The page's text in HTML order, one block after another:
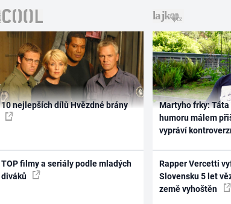
10 nejlepších dílů Hvězdné brány
TOP filmy a seriály podle mladých
diváků
Martyho frky:
humoru málem
vypráví
Rapper Vercetti
Slovensku 5 let
země vyhoštěn